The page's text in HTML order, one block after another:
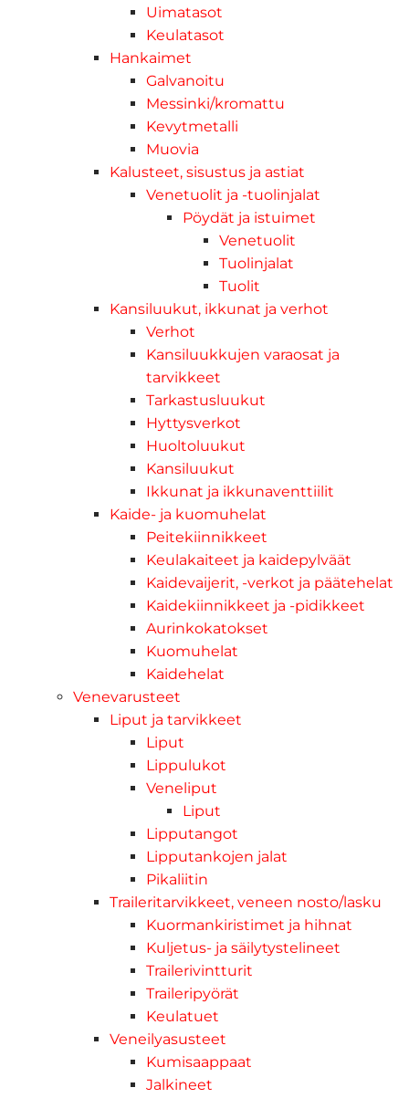
Uimatasot
Keulatasot
Hankaimet
Galvanoitu
Messinki/kromattu
Kevytmetalli
Muovia
Kalusteet, sisustus ja astiat
Venetuolit ja -tuolinjalat
Pöydät ja istuimet
Venetuolit
Tuolinjalat
Tuolit
Kansiluukut, ikkunat ja verhot
Verhot
Kansiluukkujen varaosat ja
tarvikkeet
Tarkastusluukut
Hyttysverkot
Huoltoluukut
Kansiluukut
Ikkunat ja ikkunaventtiilit
Kaide- ja kuomuhelat
Peitekiinnikkeet
Keulakaiteet ja kaidepylväät
Kaidevaijerit, -verkot ja päätehelat
Kaidekiinnikkeet ja -pidikkeet
Aurinkokatokset
Kuomuhelat
Kaidehelat
Venevarusteet
Liput ja tarvikkeet
Liput
Lippulukot
Veneliput
Liput
Lipputangot
Lipputankojen jalat
Pikaliitin
Traileritarvikkeet, veneen nosto/lasku
Kuormankiristimet ja hihnat
Kuljetus- ja säilytystelineet
Trailerivintturit
Traileripyörät
Keulatuet
Veneilyasusteet
Kumisaappaat
Jalkineet